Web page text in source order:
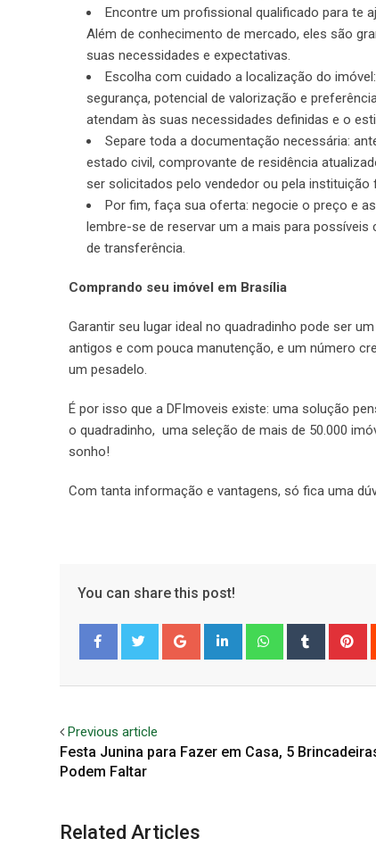
Encontre um profissional qualificado para te
Além de conhecimento de mercado, eles são
suas necessidades e expectativas.
Escolha com cuidado a localização do
segurança, potencial de valorização e
atendam às suas necessidades definidas e o
Separe toda a documentação necessária:
estado civil, comprovante de residência
ser solicitados pelo vendedor ou pela
Por fim, faça sua oferta: negocie o preço e
lembre-se de reservar um a mais para
de transferência.
Comprando seu imóvel em Brasília
Garantir seu lugar ideal no quadradinho pode ser
antigos e com pouca manutenção, e um número
um pesadelo.
É por isso que a DFImoveis existe: uma solução
o quadradinho, uma seleção de mais de 50.000
sonho!
Com tanta informação e vantagens, só fica uma
You can share this post!
Previous article
Festa Junina para Fazer em Casa, 5
Podem Faltar
Related Articles